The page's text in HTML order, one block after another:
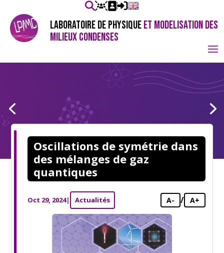
LABORATOIRE DE PHYSIQUEET MODELISATION DES
MILIEUX CONDENSES
Oscillations de symétrie dans
des mélanges de gaz
quantiques
Oct 29, 2024| Actualités A- / A+